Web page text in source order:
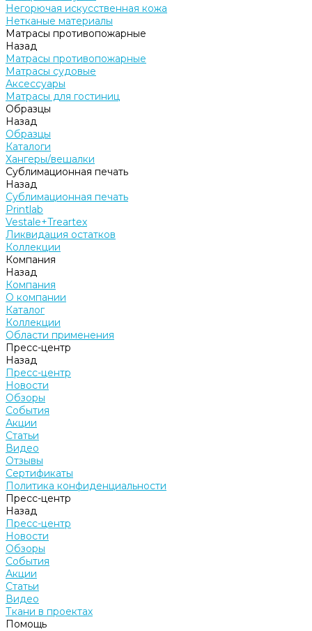
Негорючая искусственная кожа
Нетканые материалы
Матрасы противопожарные
Назад
Матрасы противопожарные
Матрасы судовые
Аксессуары
Матрасы для гостиниц
Образцы
Назад
Образцы
Каталоги
Хангеры/вешалки
Сублимационная печать
Назад
Сублимационная печать
Printlab
Vestale+Treartex
Ликвидация остатков
Коллекции
Компания
Назад
Компания
О компании
Каталог
Коллекции
Области применения
Пресс-центр
Назад
Пресс-центр
Новости
Обзоры
События
Акции
Статьи
Видео
Отзывы
Сертификаты
Политика конфиденциальности
Пресс-центр
Назад
Пресс-центр
Новости
Обзоры
События
Акции
Статьи
Видео
Ткани в проектах
Помощь